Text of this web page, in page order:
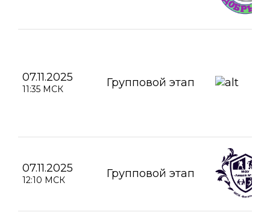
07.11.2025
11:35 МСК Групповой этап
07.11.2025
12:10 МСК Групповой этап